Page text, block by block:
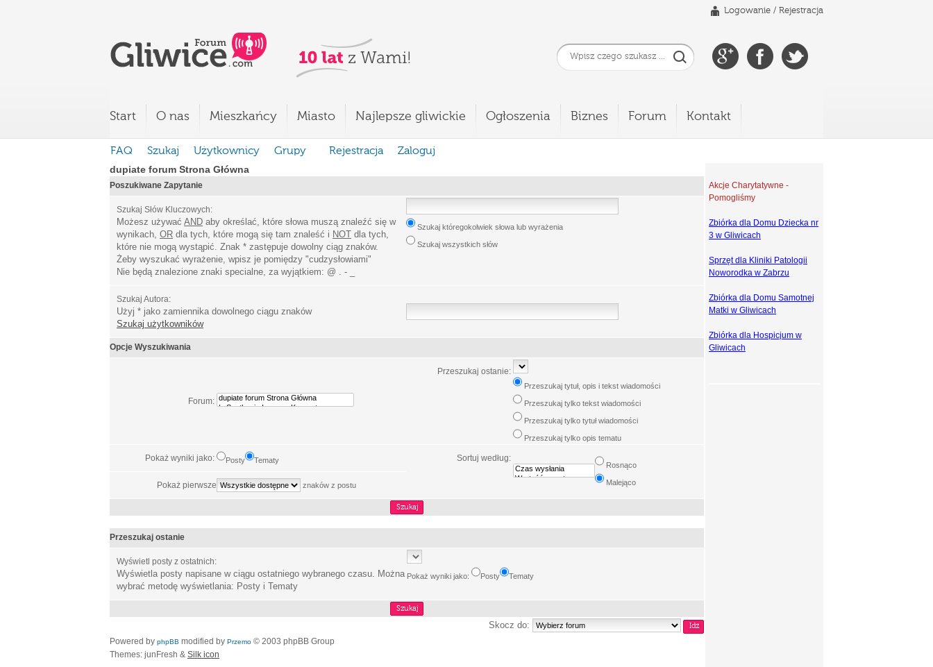
Logowanie / Rejestracja
Start O nas Mieszkańcy Miasto Najlepsze gliwickie Ogłoszenia Biznes Forum Kontakt
FAQ Szukaj Użytkownicy Grupy Rejestracja
Zaloguj
dupiate forum Strona Główna
Poszukiwane Zapytanie
Szukaj Słów Kluczowych:
Możesz używać AND aby określać, które słowa muszą znaleźć się w
wynikach, OR dla tych, które mogą się tam znaleść i NOT dla tych,
które nie mogą wystąpić. Znak * zastępuje dowolny ciąg znaków.
Żeby wyszukać wyrażenie, wpisz je pomiędzy "cudzysłowiami"
Nie będą znalezione znaki specialne, za wyjątkiem: @ . - _
Szukaj któregokolwiek słowa lub wyrażenia
Szukaj wszystkich słów
Szukaj Autora:
Użyj * jako zamiennika dowolnego ciągu znaków
Szukaj użytkowników
Opcje Wyszukiwania
Forum:
Przeszukaj ostanie:
Przeszukaj tytuł, opis i tekst wiadomości
Przeszukaj tylko tekst wiadomości
Przeszukaj tylko tytuł wiadomości
Przeszukaj tylko opis tematu
Pokaż wyniki jako: Posty Tematy Sortuj według:
Rosnąco
Malejąco
Pokaż pierwsze znaków z postu
Przeszukaj ostanie
Wyświetl posty z ostatnich:
Wyświetla posty napisane w ciągu ostatniego wybranego czasu. Można
wybrać metodę wyświetlania: Posty i Tematy
Pokaż wyniki jako: Posty Tematy
Skocz do:
Powered by phpBB modified by Przemo © 2003 phpBB Group
Themes: junFresh & Silk icon
Akcje Charytatywne -
Pomogliśmy
Zbiórka dla Domu Dziecka nr
3 w Gliwicach
Sprzęt dla Kliniki Patologii
Noworodka w Zabrzu
Zbiórka dla Domu Samotnej
Matki w Gliwicach
Zbiórka dla Hospicjum w
Gliwicach